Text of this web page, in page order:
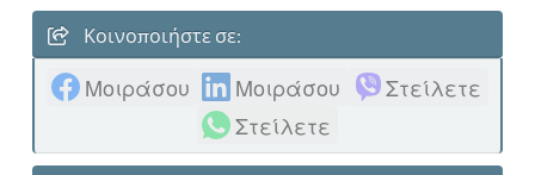
Κοινοποιήστε σε:
Μοιράσου Μοιράσου
Στείλετε
Στείλετε